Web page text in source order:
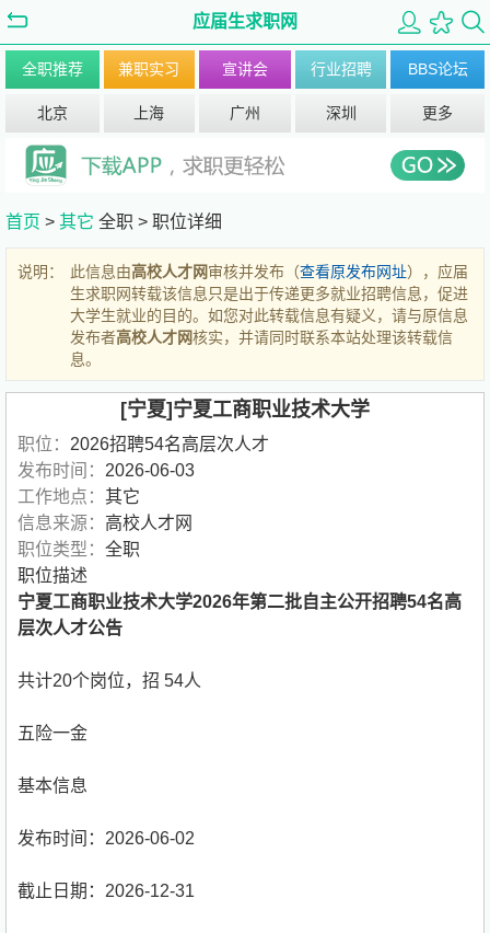
应届生求职网
全职推荐 兼职实习 宣讲会 行业招聘 BBS论坛
北京 上海 广州 深圳 更多
首页 > 其它 全职 > 职位详细
说明： 此信息由高校人才网审核并发布（查看原发布网址），应届
生求职网转载该信息只是出于传递更多就业招聘信息，促进
大学生就业的目的。如您对此转载信息有疑义，请与原信息
发布者高校人才网核实，并请同时联系本站处理该转载信
息。
[宁夏]宁夏工商职业技术大学
职位： 2026招聘54名高层次人才
发布时间： 2026-06-03
工作地点： 其它
信息来源： 高校人才网
职位类型： 全职
职位描述
宁夏工商职业技术大学2026年第二批自主公开招聘54名高
层次人才公告
共计20个岗位，招 54人
五险一金
基本信息
发布时间：2026-06-02
截止日期：2026-12-31